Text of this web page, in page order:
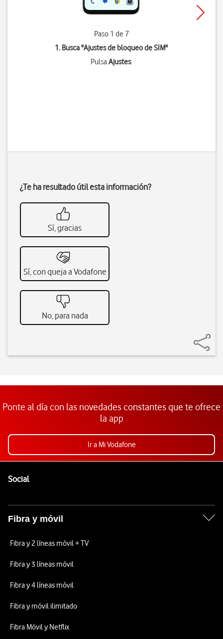
Paso 1 de 7
1. Busca "Ajustes de bloqueo de SIM"
PulsaAjustes.
¿Te ha resultado útil esta información?
Sí, gracias
Sí, con queja a Vodafone
No, para nada
Ponte al día con las novedades constantes que te ofrece
la app
Ir a Mi Vodafone
SocialEnlaces a las redes sociales de Vodafone
Fibra y móvil
Fibra y 2 líneas móvil + TV
Fibra y 3 líneas móvil
Fibra y 4 líneas móvil
Fibra y móvil ilimitado
Fibra Móvil y Netflix